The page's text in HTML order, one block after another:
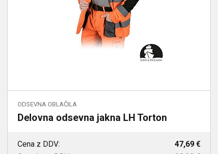
ODSEVNA OBLAČILA
Delovna odsevna jakna LH Torton
Cena z DDV:
47,69 €